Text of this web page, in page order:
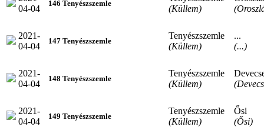
04-04
146 Tenyészszemle
(Küllem)
2021-
04-04
147 Tenyészszemle
Tenyészszemle
(Küllem)
...
(...)
2021-
04-04
148 Tenyészszemle
Tenyészszemle
(Küllem)
2021-
04-04
149 Tenyészszemle
Tenyészszemle
(Küllem)
Ősi
(Ősi)